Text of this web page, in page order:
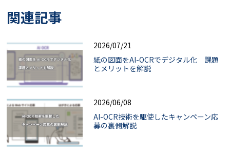
関連記事
2026/07/21
紙の図面をAI-OCRでデジタル化 課題
とメリットを解説
2026/06/08
AI-OCR技術を駆使したキャンペーン応
募の裏側解説